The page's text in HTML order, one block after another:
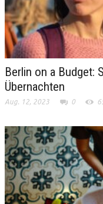
Berlin on a Budget:
Übernachten
Aug. 12, 2023 0